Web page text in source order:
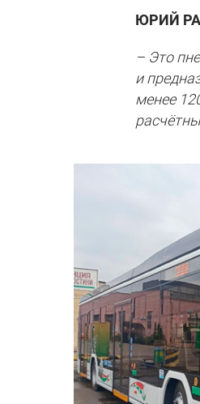
ЮРИЙ
– Это
и
менее